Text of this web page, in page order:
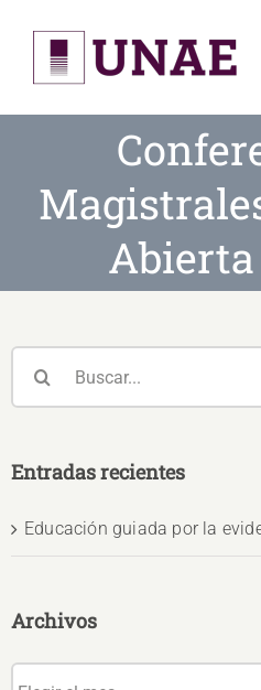
content
Abierta
Entradas recientes
Educación guiada por la
Archivos